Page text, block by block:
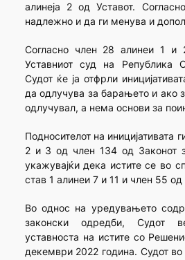
алинеја 2 од Уставот.
надлежно и да ги менува и
Согласно член 28 алинеи 1 и
Уставниот суд на Република
Судот ќе ја отфрли
да одлучува за барањето и ако
одлучувал, а нема основи за
Подносителот на иницијативата
2 и 3 од член 134 од Законот
укажувајќи дека истите се во
став 1 алинеи 7 и 11 и член 55 од
Во однос на уредувањето
законски одредби, Судот
уставноста на истите со
декември 2022 година. Судот